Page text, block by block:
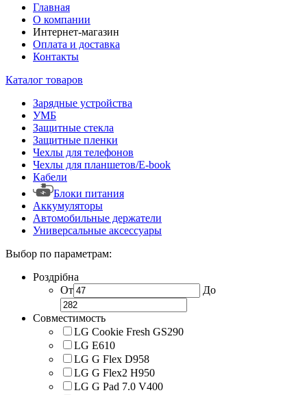
Главная
О компании
Интернет-магазин
Оплата и доставка
Контакты
Каталог товаров
Зарядные устройства
УМБ
Защитные стекла
Защитные пленки
Чехлы для телефонов
Чехлы для планшетов/E-book
Кабели
Блоки питания
Аккумуляторы
Автомобильные держатели
Универсальные аксессуары
Выбор по параметрам:
Роздрібна
От
До
Совместимость
LG Cookie Fresh GS290
LG E610
LG G Flex D958
LG G Flex2 H950
LG G Pad 7.0 V400